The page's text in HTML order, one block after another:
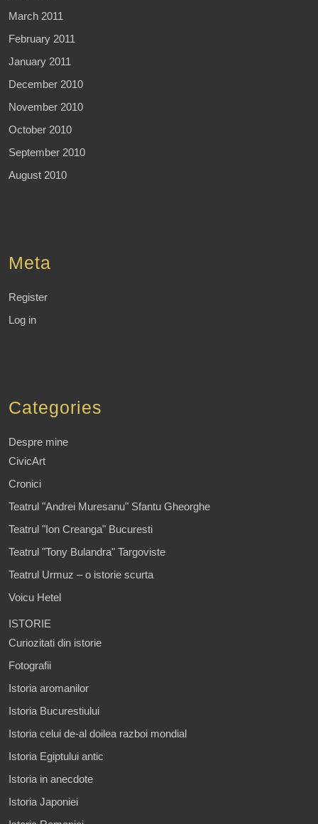
March 2011
February 2011
January 2011
December 2010
November 2010
October 2010
September 2010
August 2010
Meta
Register
Log in
Categories
Despre mine
CivicArt
Cronici
Teatrul "Andrei Muresanu" Sfantu Gheorghe
Teatrul "Ion Creanga" Bucuresti
Teatrul "Tony Bulandra" Targoviste
Teatrul Urmuz – o istorie scurta
Voicu Hetel
ISTORIE
Curiozitati din istorie
Fotografii
Istoria aromanilor
Istoria Bucurestiului
Istoria celui de-al doilea razboi mondial
Istoria Egiptului antic
Istoria in anecdote
Istoria Japoniei